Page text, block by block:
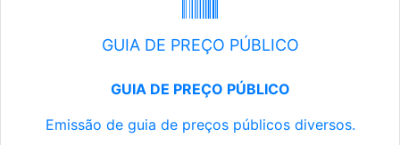
GUIA DE PREÇO PÚBLICO
GUIA DE PREÇO PÚBLICO
Emissão de guia de preços públicos diversos.